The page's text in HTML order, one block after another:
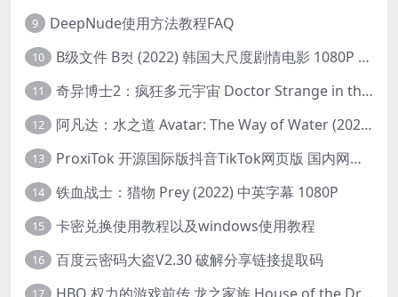
9 DeepNude使用方法教程FAQ
10 B级文件 B컷 (2022) 韩国大尺度剧情电影 1080P 中字
11 奇异博士2：疯狂多元宇宙 Doctor Strange in the Multiverse of Madness (2022) 高清版1080p
12 阿凡达：水之道 Avatar: The Way of Water (2022) 1080p 2k 4k 中文字幕
13 ProxiTok 开源国际版抖音TikTok网页版 国内网络直连
14 铁血战士：猎物 Prey (2022) 中英字幕 1080P
15 卡密兑换使用教程以及windows使用教程
16 百度云密码大盗V2.30 破解分享链接提取码
17 HBO 权力的游戏前传 龙之家族 House of the Dragon (2022) 中字 1080P 更新4集